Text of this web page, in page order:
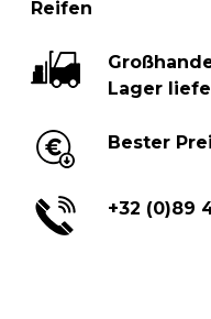
Reifen
Lager
Bester
+32 (0)89